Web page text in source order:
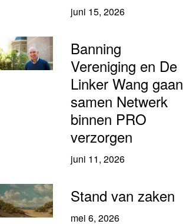
juni 15, 2026
Banning
Vereniging en De
Linker Wang gaan
samen Netwerk
binnen PRO
verzorgen
juni 11, 2026
Stand van zaken
mei 6, 2026